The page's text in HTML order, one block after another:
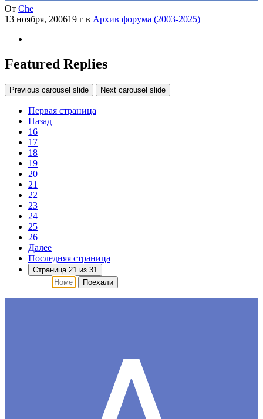
От Che
13 ноября, 200619 г в Архив форума (2003-2025)
Featured Replies
Previous carousel slide Next carousel slide
Первая страница
Назад
16
17
18
19
20
21
22
23
24
25
26
Далее
Последняя страница
Страница 21 из 31
Поехали